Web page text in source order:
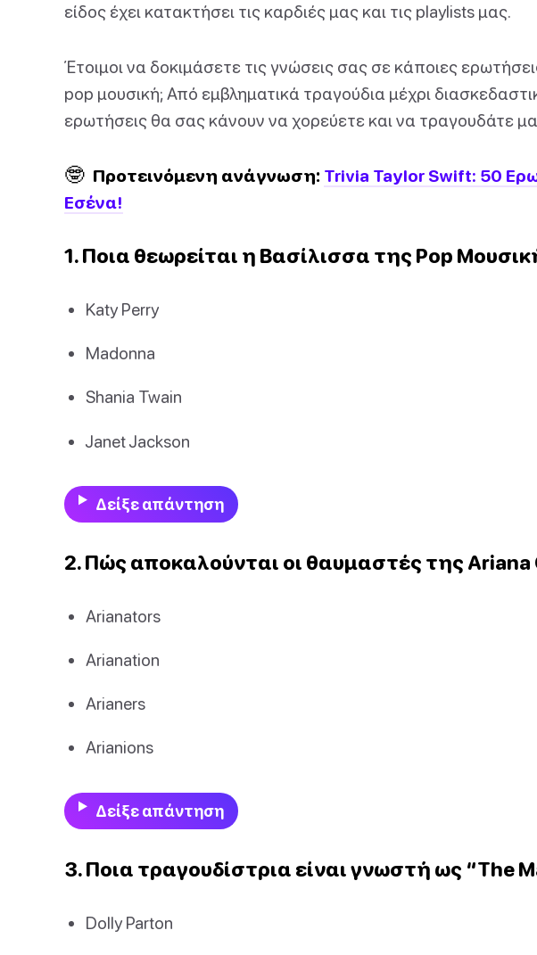
είδος έχει κατακτήσει τις καρδιές μας και τις playlists μας.
Έτοιμοι να δοκιμάσετε τις γνώσεις σας σε κάποιες
pop μουσική; Από εμβληματικά τραγούδια μέχρι
ερωτήσεις θα σας κάνουν να χορεύετε και να τραγουδάτε
🤓 Προτεινόμενη ανάγνωση: Trivia Taylor Swift: 50
Εσένα!
1. Ποια θεωρείται η Βασίλισσα της Pop
Katy Perry
Madonna
Shania Twain
Janet Jackson
Δείξε απάντηση
2. Πώς αποκαλούνται οι θαυμαστές της Ariana
Arianators
Arianation
Arianers
Arianions
Δείξε απάντηση
3. Ποια τραγουδίστρια είναι γνωστή ως “The
Dolly Parton